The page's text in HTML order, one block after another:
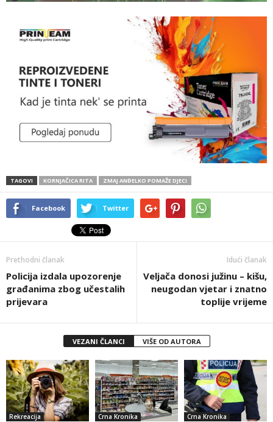
TAGOVI KORNJAČICA RITA ZMAJ ANĐELKO POMAŽE DJECI
Facebook Twitter
Prethodni članak
Policija izdala upozorenje
građanima zbog učestalih
prijevara
Idući članak
Veljača donosi južinu – kišu,
neugodan vjetar i znatno
toplije vrijeme
VEZANI ČLANCI VIŠE OD AUTORA
Rekreacija Crna Kronika Crna Kronika